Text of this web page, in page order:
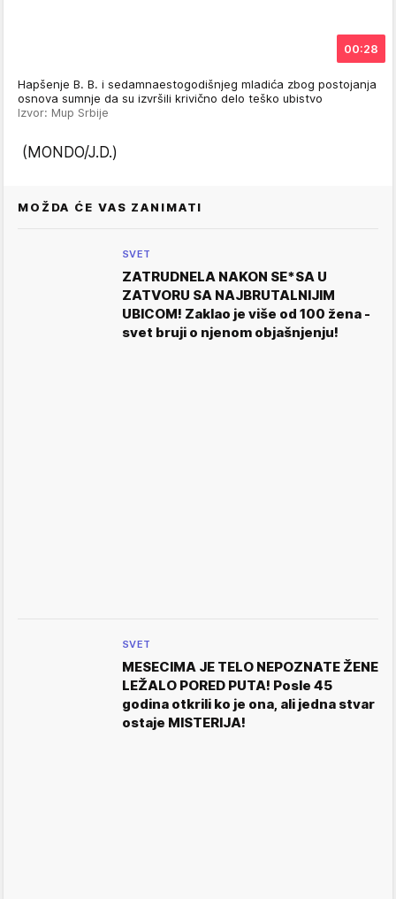
00:28
Hapšenje B. B. i sedamnaestogodišnjeg mladića zbog postojanja
osnova sumnje da su izvršili krivično delo teško ubistvo
Izvor: Mup Srbije
(MONDO/J.D.)
MOŽDA ĆE VAS ZANIMATI
SVET
ZATRUDNELA NAKON SE*SA U
ZATVORU SA NAJBRUTALNIJIM
UBICOM! Zaklao je više od 100 žena -
svet bruji o njenom objašnjenju!
SVET
MESECIMA JE TELO NEPOZNATE ŽENE
LEŽALO PORED PUTA! Posle 45
godina otkrili ko je ona, ali jedna stvar
ostaje MISTERIJA!